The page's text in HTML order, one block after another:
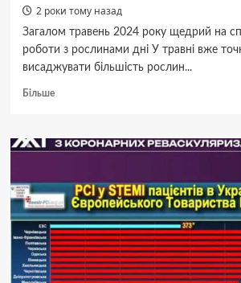
2 роки тому назад
Загалом травень 2024 року щедрий на
роботи з рослинами дні У травні вже
висаджувати більшість рослин...
БільшеДокладніше
календар
на
2024
року:
що
садити
на
городі